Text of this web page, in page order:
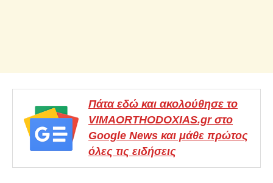
Πάτα εδώ και ακολούθησε το
VIMAORTHODOXIAS.gr στο
Google News και μάθε πρώτος
όλες τις ειδήσεις